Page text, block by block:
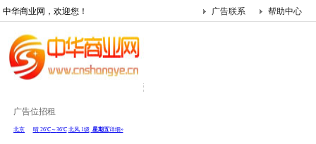
中华商业网，欢迎您！ 帮助中心
广告联系
广告位招租